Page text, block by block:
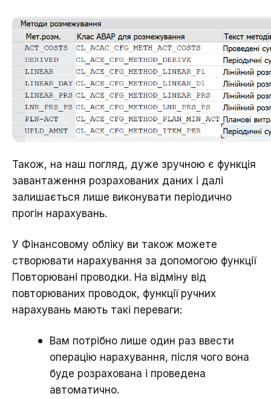
Також, на наш погляд, дуже зручною є функція
завантаження розрахованих даних і далі
залишається лише виконувати періодично
прогін нарахувань.
У Фінансовому обліку ви також можете
створювати нарахування за допомогою функції
Повторювані проводки. На відміну від
повторюваних проводок, функції ручних
нарахувань мають такі переваги:
Вам потрібно лише один раз ввести
операцію нарахування, після чого вона
буде розрахована і проведена
автоматично.